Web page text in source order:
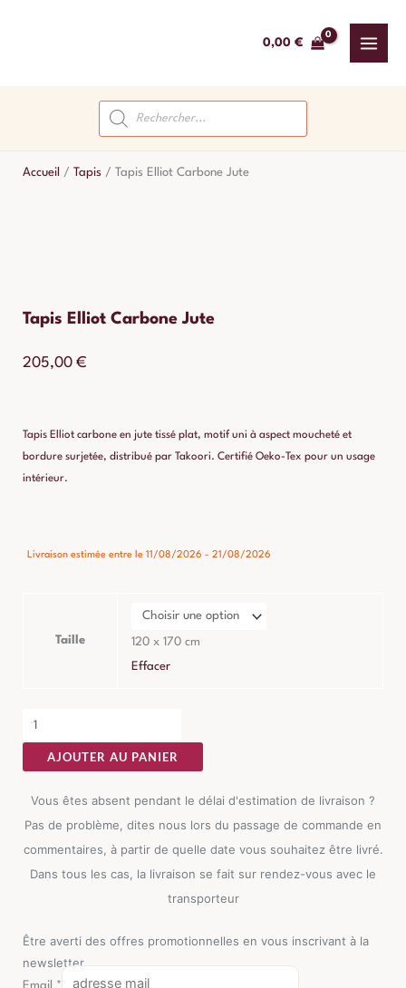
0,00 €
Recherche
de
produits
Accueil / Tapis / Tapis Elliot Carbone Jute
Tapis Elliot Carbone Jute
205,00 €
Tapis Elliot carbone en jute tissé plat, motif uni à aspect moucheté et
bordure surjetée, distribué par Takoori. Certifié Oeko-Tex pour un usage
intérieur.
Livraison estimée entre le 11/08/2026 - 21/08/2026
Taille 120 x 170 cm
Effacer
Carbone
AJOUTER AU PANIER
Vous êtes absent pendant le délai d'estimation de livraison ?
Pas de problème, dites nous lors du passage de commande en
commentaires, à partir de quelle date vous souhaitez être livré.
Dans tous les cas, la livraison se fait sur rendez-vous avec le
transporteur
Être averti des offres promotionnelles en vous inscrivant à la
newsletter
Email *